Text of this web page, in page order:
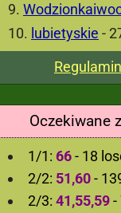
lubietyskie -
Regulamin
Oczekiwane
1/1: 66- 18
2/2: 51,60-
2/3: 41,55,59-